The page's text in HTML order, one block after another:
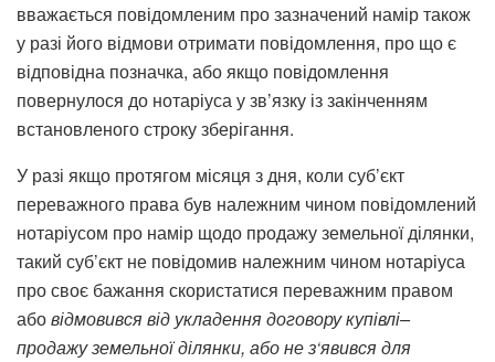
вважається повідомленим про зазначений намір також
у разі його відмови отримати повідомлення, про що є
відповідна позначка, або якщо повідомлення
повернулося до нотаріуса у зв’язку із закінченням
встановленого строку зберігання.
У разі якщо протягом місяця з дня, коли суб’єкт
переважного права був належним чином повідомлений
нотаріусом про намір щодо продажу земельної ділянки,
такий суб’єкт не повідомив належним чином нотаріуса
про своє бажання скористатися переважним правом
абовідмовивсявід укладеннядоговорукупівлі–
продажуземельноїділянки, абонез‘явивсядля